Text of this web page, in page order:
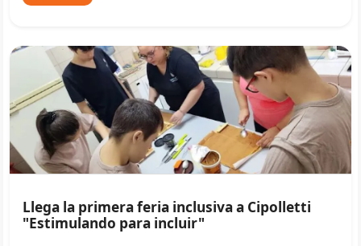
Llega la primera feria inclusiva a Cipolletti
"Estimulando para incluir"